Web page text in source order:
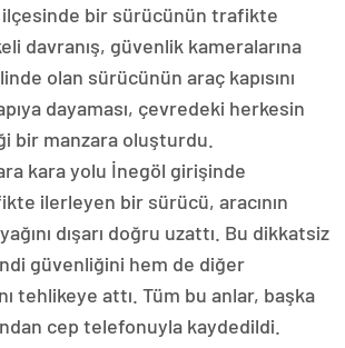
ilçesinde bir sürücünün trafikte
davranış, güvenlik kameralarına
olan sürücünün araç kapısını
dayaması, çevredeki herkesin
bir manzara oluşturdu.
kara yolu İnegöl girişinde
ilerleyen bir sürücü, aracının
dışarı doğru uzattı. Bu dikkatsiz
güvenliğini hem de diğer
tehlikeye attı. Tüm bu anlar, başka
cep telefonuyla kaydedildi.